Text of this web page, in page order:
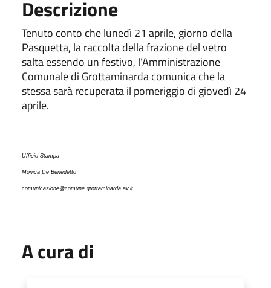
Descrizione
Tenuto conto che lunedì 21 aprile, giorno della
Pasquetta, la raccolta della frazione del vetro
salta essendo un festivo, l’Amministrazione
Comunale di Grottaminarda comunica che la
stessa sarà recuperata il pomeriggio di giovedì 24
aprile.
Ufficio Stampa
Monica De Benedetto
comunicazione@comune.grottaminarda.av.it
A cura di